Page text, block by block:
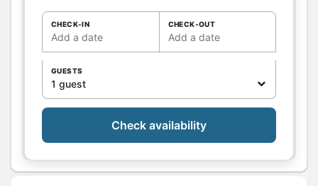
Bathrooms/
Shower
room
WC
Kitchen
Other rooms
Heating / Air
CHECK-IN
Add a date
CHECK-OUT
Add a date
GUESTS
1 guest
Check availability